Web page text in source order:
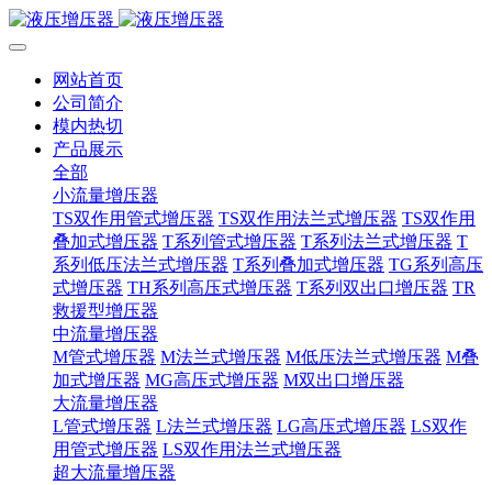
网站首页
公司简介
模内热切
产品展示
全部
小流量增压器
TS双作用管式增压器 TS双作用法兰式增压器 TS双作用
叠加式增压器 T系列管式增压器 T系列法兰式增压器 T
系列低压法兰式增压器 T系列叠加式增压器 TG系列高压
式增压器 TH系列高压式增压器 T系列双出口增压器 TR
救援型增压器
中流量增压器
M管式增压器 M法兰式增压器 M低压法兰式增压器 M叠
加式增压器 MG高压式增压器 M双出口增压器
大流量增压器
L管式增压器 L法兰式增压器 LG高压式增压器 LS双作
用管式增压器 LS双作用法兰式增压器
超大流量增压器